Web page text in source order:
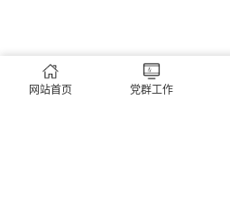
网站首页 党群工作